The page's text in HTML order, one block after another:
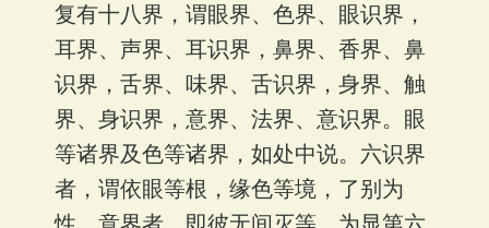
复有十八界，谓眼界、色界、眼识界，
耳界、声界、耳识界，鼻界、香界、鼻
识界，舌界、味界、舌识界，身界、触
界、身识界，意界、法界、意识界。眼
等诸界及色等诸界，如处中说。六识界
者，谓依眼等根，缘色等境，了别为